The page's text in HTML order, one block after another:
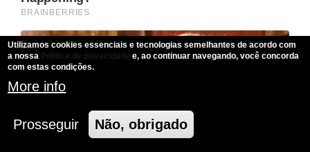
Utilizamos cookies essenciais e tecnologias semelhantes de acordo com
a nossa Politica de privacidade e, ao continuar navegando, você concorda
com estas condições.
More info
Prosseguir Não, obrigado